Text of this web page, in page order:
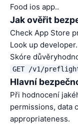
Food ios app..
Jak ověřit
Check App Store
Look up developer.
Skóre
GET /v1/
Hlavní
Při hodnocení
permissions, data
appropriateness.